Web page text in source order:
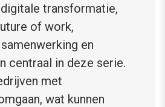
digitale transformatie,
of work,
en
centraal in deze serie.
met
wat kunnen